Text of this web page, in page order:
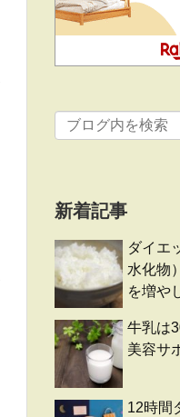
新着記事
ダイエ
水化物
を増や
牛乳は
美容サ
12時間